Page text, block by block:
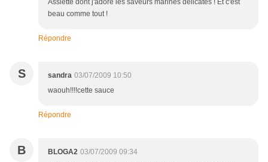
Assiette dont j'adore les saveurs marines délicates ! Et c'est
beau comme tout !
Répondre
S sandra 03/07/2009 10:50
waouh!!!!cette sauce
Répondre
B BLOGA2 03/07/2009 09:34